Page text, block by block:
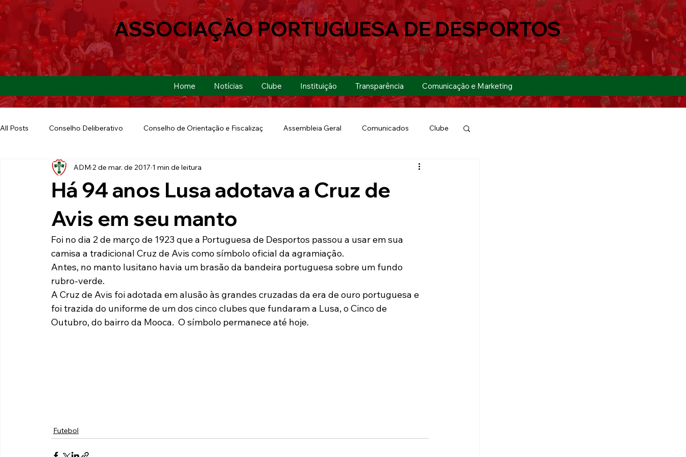
Home Notícias Clube Instituição Transparência Comunicação e Marketing
ASSOCIAÇÃO PORTUGUESA DE DESPORTOS
All Posts Conselho Deliberativo Conselho de Orientação e Fiscalizaç Assembleia Geral Comunicados Clube
Ação Social Futebol Americano Copa São Paulo
Futebol de Base
Paulista A2 2019 Portuguesas pelo Brasil Ouvidoria Modalidades Marketing
Tabelas Recuperação Judicial
Há 94 anos Lusa adotava a Cruz de
Avis em seu manto
ADM 2 de mar. de 2017 1 min de leitura
Foi no dia 2 de março de 1923 que a Portuguesa de Desportos passou a usar em sua
camisa a tradicional Cruz de Avis como símbolo oficial da agramiação.
Antes, no manto lusitano havia um brasão da bandeira portuguesa sobre um fundo
rubro-verde.
A Cruz de Avis foi adotada em alusão às grandes cruzadas da era de ouro portuguesa e
foi trazida do uniforme de um dos cinco clubes que fundaram a Lusa, o Cinco de
Outubro, do bairro da Mooca.  O símbolo permanece até hoje.
Futebol